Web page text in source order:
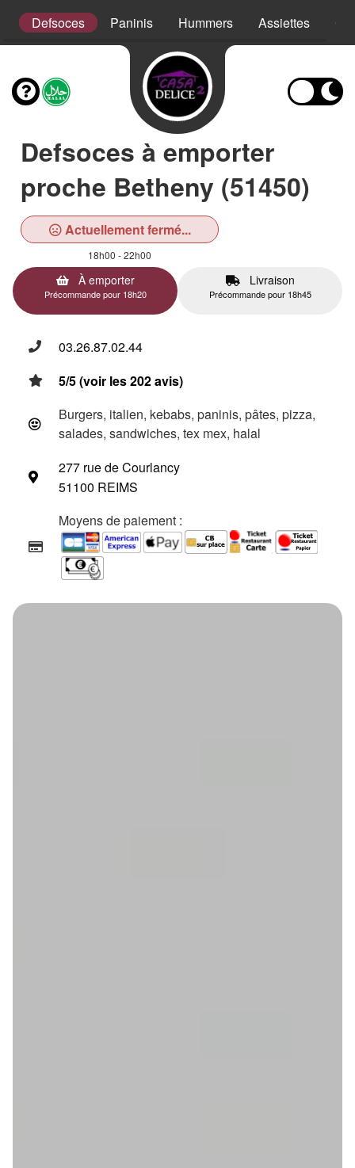
Defsoces Paninis Hummers Assiettes
Defsoces à emporter
proche Betheny (51450)
Actuellement fermé...
18h00 - 22h00
À emporter
Précommande pour 18h20
Livraison
Précommande pour 18h45
03.26.87.02.44
5/5 (voir les 202 avis)
Burgers, italien, kebabs, paninis, pâtes, pizza,
salades, sandwiches, tex mex, halal
277 rue de Courlancy
51100 REIMS
Moyens de paiement :